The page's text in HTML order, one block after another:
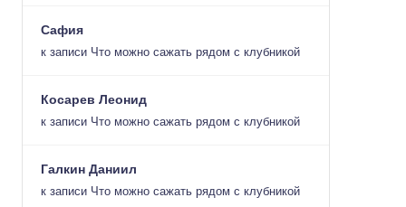
Сафия
к записи Что можно сажать рядом с клубникой
Косарев Леонид
к записи Что можно сажать рядом с клубникой
Галкин Даниил
к записи Что можно сажать рядом с клубникой